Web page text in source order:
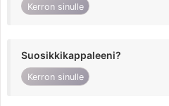
Kerron sinulle
Suosikkikappaleeni?
Kerron sinulle